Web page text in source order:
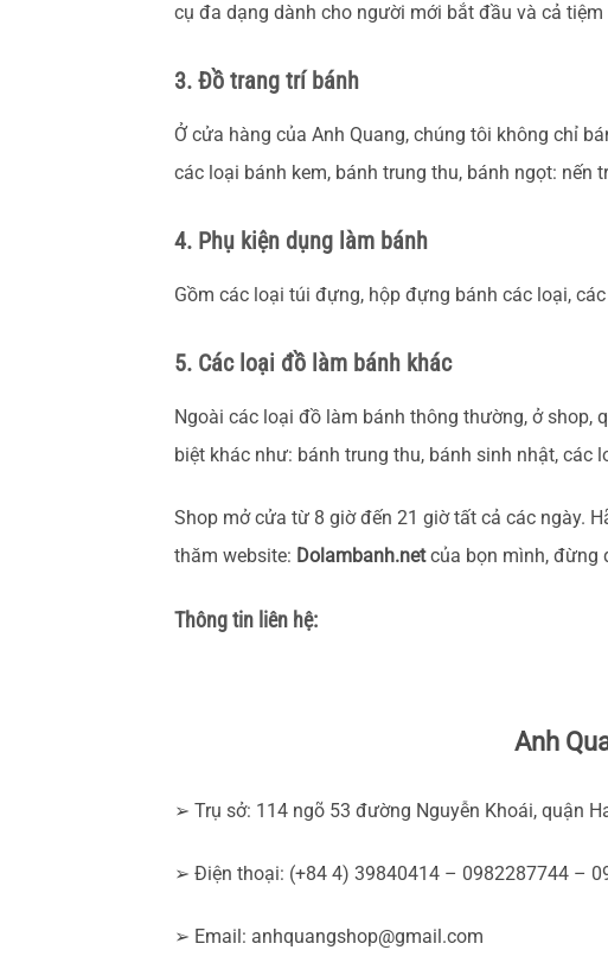
cụ đa dạng dành cho người mới bắt đầu và cả
3. Đồ trang trí bánh
Ở cửa hàng của Anh Quang, chúng tôi không chỉ
các loại bánh kem, bánh trung thu, bánh ngọt: nến
4. Phụ kiện dụng làm bánh
Gồm các loại túi đựng, hộp đựng bánh các loại,
5. Các loại đồ làm bánh khác
Ngoài các loại đồ làm bánh thông thường, ở shop,
biệt khác như: bánh trung thu, bánh sinh nhật, các
Shop mở cửa từ 8 giờ đến 21 giờ tất cả các ngày.
thăm website: Dolambanh.netcủa bọn mình, đừng
Thông tin liên hệ:
Anh
➢ Trụ sở: 114 ngõ 53 đường Nguyễn Khoái, quận
➢ Điện thoại: (+84 4) 39840414 – 0982287744 –
➢ Email: anhquangshop@gmail.com